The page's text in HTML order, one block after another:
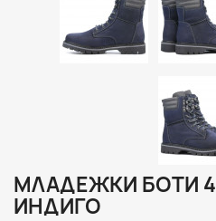
МЛАДЕЖКИ БОТИ
ИНДИГО